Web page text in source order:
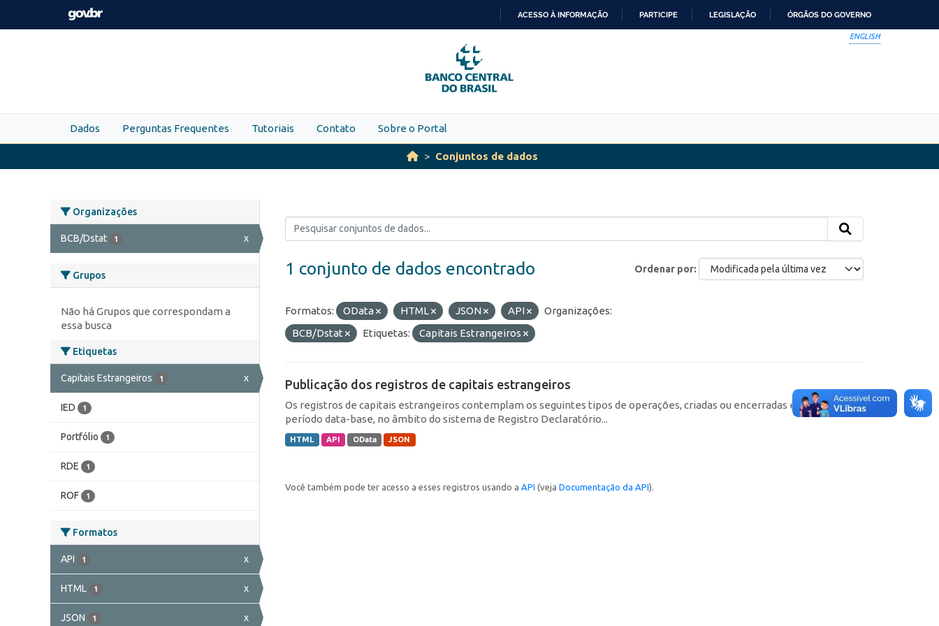
Skip to main content
PARA
O
CONTEÚDO
ACESSO À INFORMAÇÃO PARTICIPE LEGISLAÇÃO ÓRGÃOS DO GOVERNO
ENGLISH
Dados Perguntas Frequentes Tutoriais Contato Sobre o Portal
Conjuntos de dados
Organizações
BCB/Dstat 1 x
Grupos
Não há Grupos que correspondam a
essa busca
Etiquetas
Capitais Estrangeiros 1 x
IED 1
Portfólio 1
RDE 1
ROF 1
Formatos
API 1 x
HTML 1 x
JSON 1 x
Ordenar por
1 conjunto de dados encontrado
Formatos: OData HTML JSON API
Organizações:
BCB/Dstat
Etiquetas: Capitais Estrangeiros
Publicação dos registros de capitais estrangeiros
Os registros de capitais estrangeiros contemplam os seguintes tipos de operações, criadas ou encerradas em cada
período data-base, no âmbito do sistema de Registro Declaratório...
HTML API OData JSON
Você também pode ter acesso a esses registros usando a API (veja Documentação da API).